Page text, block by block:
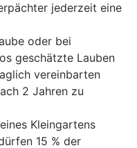
jederzeit eine
oder bei
geschätzte Lauben
vereinbarten
2 Jahren zu
Kleingartens
15 % der